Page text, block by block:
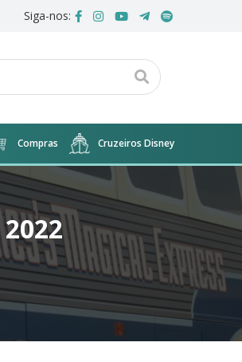
Siga-nos:
Compras Cruzeiros Disney